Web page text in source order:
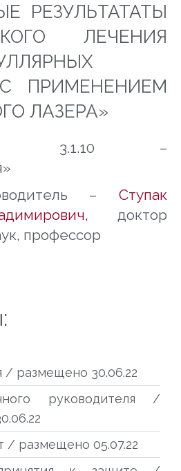
РЕЗУЛЬТАТАТЫ
ЛЕЧЕНИЯ
ПРИМЕНЕНИЕМ
ЛАЗЕРА»
3.1.10 –
–Ступак
, доктор
профессор
/ размещено 30.06.22
руководителя /
/ размещено 05.07.22